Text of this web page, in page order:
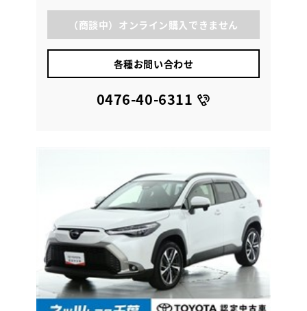
（商談中）オンライン購入できません
各種お問い合わせ
0476-40-6311